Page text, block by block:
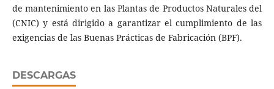
de mantenimiento en las Plantas de Productos Naturales del
(CNIC) y está dirigido a garantizar el cumplimiento de las
exigencias de las Buenas Prácticas de Fabricación (BPF).
DESCARGAS